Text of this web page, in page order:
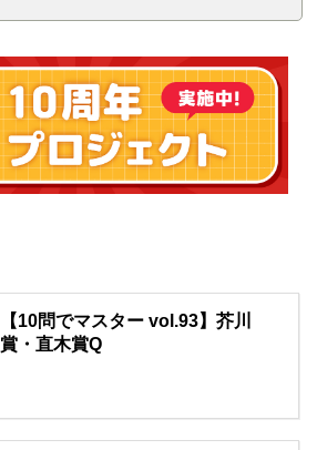
【10問でマスター vol.93】芥川
賞・直木賞Q